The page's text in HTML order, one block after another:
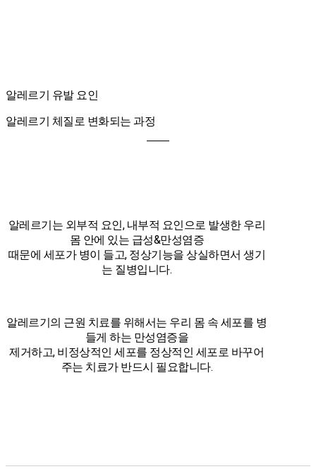
알레르기 유발 요인
알레르기 체질로 변화되는 과정
알레르기는 외부적 요인, 내부적 요인으로 발생한 우리
몸 안에 있는 급성&만성염증
때문에 세포가 병이 들고, 정상기능을 상실하면서 생기
는 질병입니다.
알레르기의 근원 치료를 위해서는 우리 몸 속 세포를 병
들게 하는 만성염증을
제거하고, 비정상적인 세포를 정상적인 세포로 바꾸어
주는 치료가 반드시 필요합니다.